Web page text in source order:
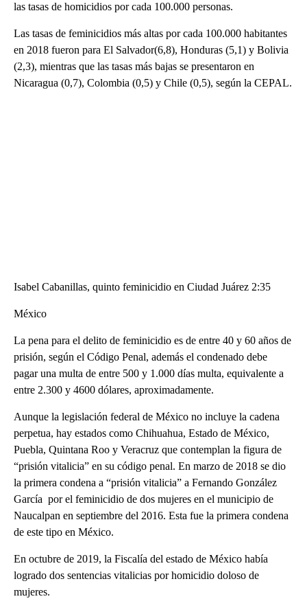
las tasas de homicidios por cada 100.000 personas.
Las tasas de feminicidios más altas por cada 100.000 habitantes
en 2018 fueron para El Salvador(6,8), Honduras (5,1) y Bolivia
(2,3), mientras que las tasas más bajas se presentaron en
Nicaragua (0,7), Colombia (0,5) y Chile (0,5), según la CEPAL.
Isabel Cabanillas, quinto feminicidio en Ciudad Juárez 2:35
México
La pena para el delito de feminicidio es de entre 40 y 60 años de
prisión, según el Código Penal, además el condenado debe
pagar una multa de entre 500 y 1.000 días multa, equivalente a
entre 2.300 y 4600 dólares, aproximadamente.
Aunque la legislación federal de México no incluye la cadena
perpetua, hay estados como Chihuahua, Estado de México,
Puebla, Quintana Roo y Veracruz que contemplan la figura de
“prisión vitalicia” en su código penal. En marzo de 2018 se dio
la primera condena a “prisión vitalicia” a Fernando González
García por el feminicidio de dos mujeres en el municipio de
Naucalpan en septiembre del 2016. Esta fue la primera condena
de este tipo en México.
En octubre de 2019, la Fiscalía del estado de México había
logrado dos sentencias vitalicias por homicidio doloso de
mujeres.